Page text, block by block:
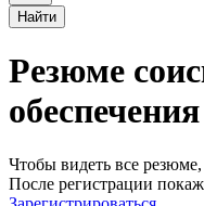
Найти
Резюме
Чтобы видеть все резюме,
После регистрации